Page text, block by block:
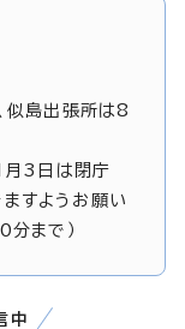
似島出張所は8
月3日は閉庁
すようお願い
分まで）
中